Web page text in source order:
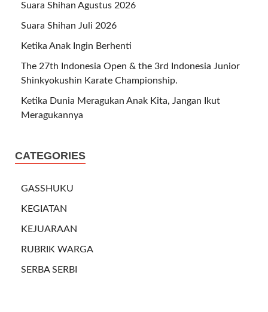
Suara Shihan Agustus 2026
Suara Shihan Juli 2026
Ketika Anak Ingin Berhenti
The 27th Indonesia Open & the 3rd Indonesia Junior
Shinkyokushin Karate Championship.
Ketika Dunia Meragukan Anak Kita, Jangan Ikut
Meragukannya
CATEGORIES
GASSHUKU
KEGIATAN
KEJUARAAN
RUBRIK WARGA
SERBA SERBI